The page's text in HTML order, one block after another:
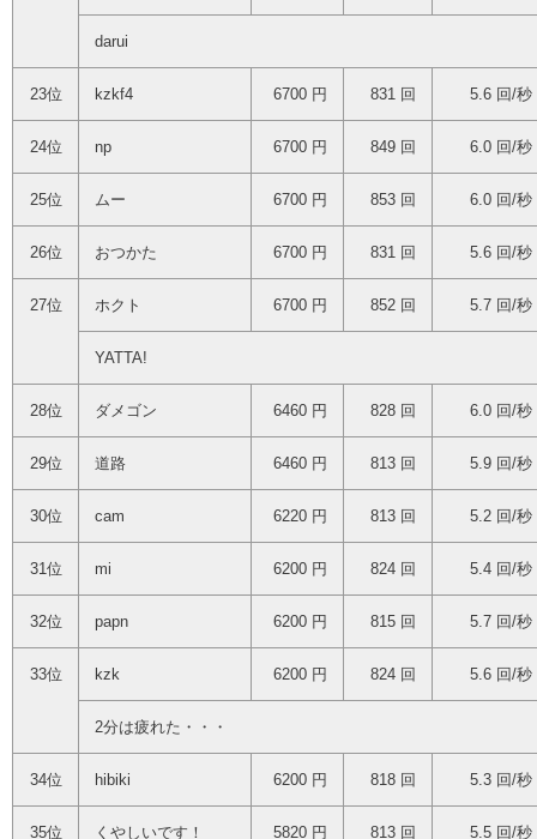
darui
23位 kzkf4 6700 円 831 回 5.6 回/秒
24位 np 6700 円 849 回 6.0 回/秒
25位 ムー 6700 円 853 回 6.0 回/秒
26位 おつかた 6700 円 831 回 5.6 回/秒
27位 ホクト 6700 円 852 回 5.7 回/秒
YATTA!
28位 ダメゴン 6460 円 828 回 6.0 回/秒
29位 道路 6460 円 813 回 5.9 回/秒
30位 cam 6220 円 813 回 5.2 回/秒
31位 mi 6200 円 824 回 5.4 回/秒
32位 papn 6200 円 815 回 5.7 回/秒
33位 kzk 6200 円 824 回 5.6 回/秒
2分は疲れた・・・
34位 hibiki 6200 円 818 回 5.3 回/秒
35位 くやしいです！ 5820 円 813 回 5.5 回/秒